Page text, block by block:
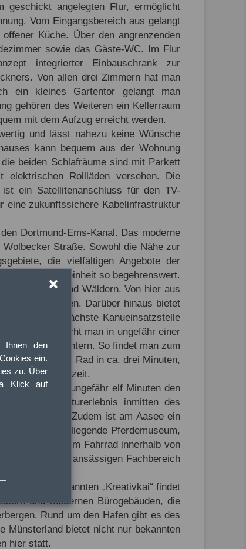
Ihnen den
ein.
zu. Über
Klick auf
geschickt angelegten Flur, ermöglicht
Vom Eingangsbereich aus gelangt
Küche. Über den angrenzenden
sowie das Gäste-WC. Im Flur
integrierter Einbauschrank zur
Von allen drei Zimmern hat man
ein kleines Gartentor gelangt man
gehören des Weiteren ein Kellerraum
mit dem Aufzug erreicht werden.
und lässt nahezu keine Wünsche
kann bequem aus der Wohnung
beiden Schlafräume sind mit Parkett
elektrischen Rollläden versehen. Die
ein Satellitenanschluss für den TV-
eine zukunftssichere Kabelinfrastruktur
Dortmund-Ems-Kanal. Das moderne
Straße. Sowohl die Nähe zur
die vielfältigen Angebote der
der Wohneinheit so begehrenswert.
Feldern und Wäldern. Von hier aus
eignen. Darüber hinaus bietet
die nächste Kanueinsatzstelle
Range erreicht man in ungefähr einer
und Fitnesscentern. So findet man zum
Ost ist mit dem Rad in ca. drei Minuten,
Radfahrzeit.
Fahrrad in ungefähr elf Minuten den
Naturerlebnis inmitten des
ein. Zudem ist am Aasee ein
zum See liegende Pferdemuseum,
können mit dem Fahrrad innerhalb von
und dem dort ansässigen Fachbereich
am sogenannten „Kreativkai“ findet
und modernen Bürogebäuden, die
Rund um den Hafen gibt es des
Münsterland bietet nicht nur bekannten
hier statt.